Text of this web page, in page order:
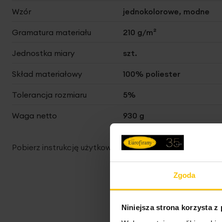
Zgoda
Niniejsza strona korzysta z
Wzór jednokolorowe, modne
Gramatura materiału 210 g/m²
Jednostka miary szt.
Skład materiałowy 100% poliester
Tolerancja rozmiaru 5%
Waga netto 930 g
Pobierz instrukcję użytkowania i bezpieczeństwa